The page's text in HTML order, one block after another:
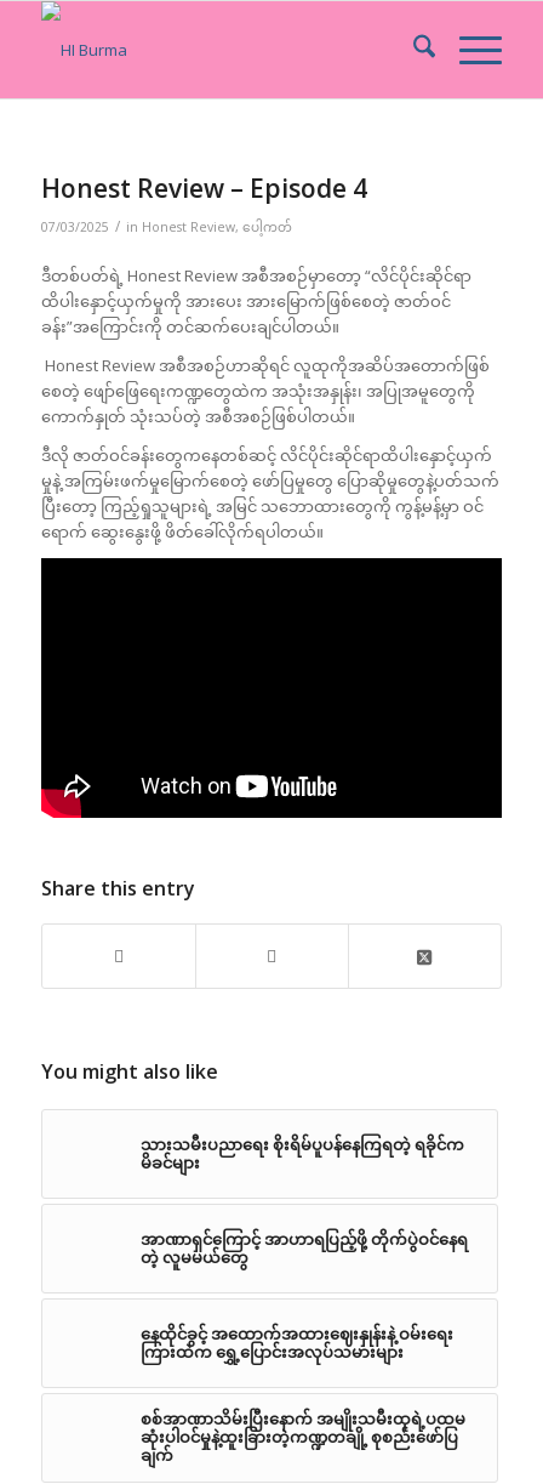
Honest Review – Episode 4
07/03/2025 / in Honest Review, ပေါ့ကတ်
ဒီတစ်ပတ်ရဲ့ Honest Review အစီအစဉ်မှာတော့ “လိင်ပိုင်းဆိုင်ရာ
ထိပါးနှောင့်ယှက်မှုကို အားပေး အားမြောက်ဖြစ်စေတဲ့ ဇာတ်ဝင်
ခန်း”အကြောင်းကို တင်ဆက်ပေးချင်ပါတယ်။
Honest Review အစီအစဉ်ဟာဆိုရင် လူထုကိုအဆိပ်အတောက်ဖြစ်
စေတဲ့ ဖျော်ဖြေရေးကဏ္ဍတွေထဲက အသုံးအနှုန်း၊ အပြုအမူတွေကို
ကောက်နှုတ် သုံးသပ်တဲ့ အစီအစဉ်ဖြစ်ပါတယ်။
ဒီလို ဇာတ်ဝင်ခန်းတွေက‌‌နေတစ်ဆင့် လိင်ပိုင်းဆိုင်ရာထိပါး‌နှောင့်ယှက်
မှုနဲ့ အကြမ်းဖက်မှုမြောက်စေတဲ့ ဖော်ပြမှုတွေ ပြော‌ဆိုမှုတွေနဲ့ပတ်သက်
ပြီးတော့ ကြည့်ရှုသူများရဲ့ အမြင် သဘောထားတွေကို ကွန့်မန့်မှာ ဝင်
ရောက် ဆွေးနွေးဖို့ ဖိတ်ခေါ်လိုက်ရပါတယ်။
Share this entry
You might also like
သားသမီးပညာရေး စိုးရိမ်ပူပန်နေကြရတဲ့ ရခိုင်က
မိခင်များ
အာဏာရှင်ကြောင့် အာဟာရပြည့်ဖို့ တိုက်ပွဲဝင်နေရ
တဲ့ လူမမယ်တွေ
နေထိုင်ခွင့် အထောက်အထားဈေးနှုန်းနဲ့ ဝမ်းရေး
ကြားထဲက ရွှေ့ပြောင်းအလုပ်သမားများ
စစ်အာဏာသိမ်းပြီးနောက် အမျိုးသမီးထုရဲ့ပထမ
ဆုံးပါဝင်မှုနဲ့ထူးခြားတဲ့ကဏ္ဍတချို့ စုစည်းဖော်ပြ
ချက်